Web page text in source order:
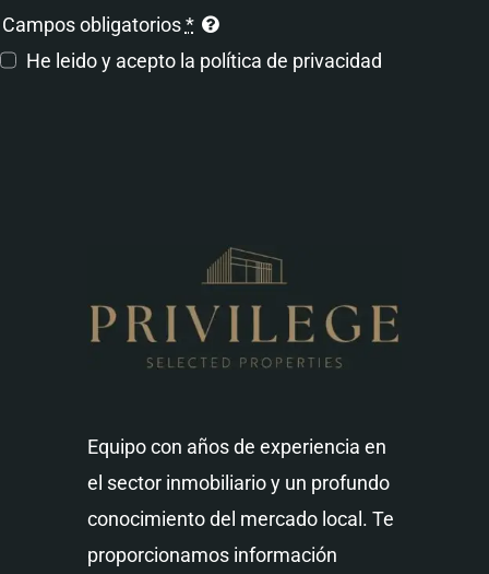
Campos obligatorios*
He leido y acepto la política de privacidad
Equipo con años de experiencia en
el sector inmobiliario y un profundo
conocimiento del mercado local. Te
proporcionamos información